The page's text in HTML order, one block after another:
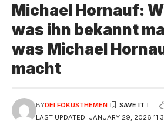
Michael Hornauf:
was ihn bekannt
was Michael
macht
LAST UPDATED: JANUARY 29, 2026
BYDEI FOKUSTHEMEN